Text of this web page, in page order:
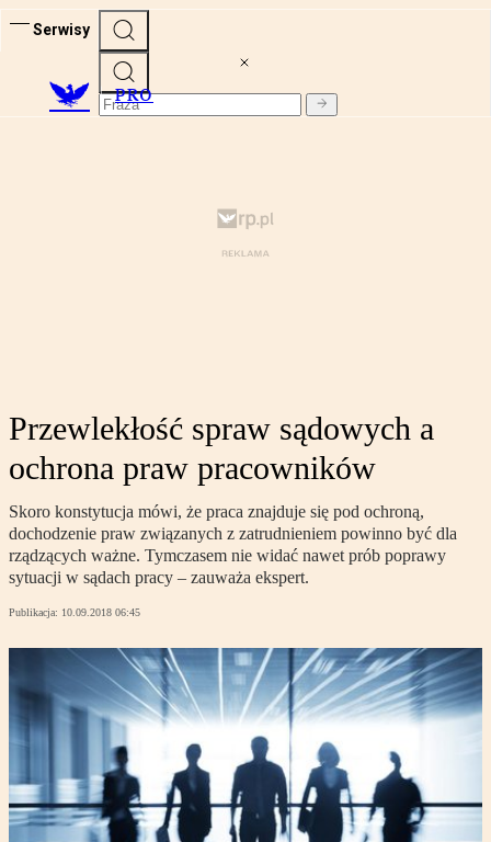
Serwisy
PRO
Przewlekłość spraw sądowych a
ochrona praw pracowników
Skoro konstytucja mówi, że praca znajduje się pod ochroną,
dochodzenie praw związanych z zatrudnieniem powinno być dla
rządzących ważne. Tymczasem nie widać nawet prób poprawy
sytuacji w sądach pracy – zauważa ekspert.
Publikacja: 10.09.2018 06:45